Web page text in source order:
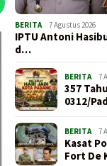
BERITA 7 Agustus 2026
IPTU Antoni
d…
BERITA 7
357
0312/
BERITA 7
Kasat
Fort De